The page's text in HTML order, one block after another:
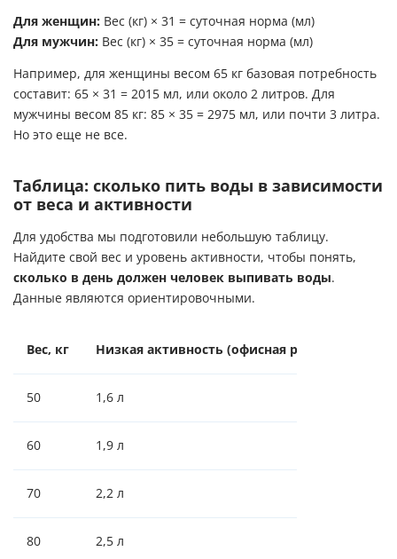
Для женщин: Вес (кг) × 31 = суточная норма (мл)
Для мужчин: Вес (кг) × 35 = суточная норма (мл)
Например, для женщины весом 65 кг базовая потребность
составит: 65 × 31 = 2015 мл, или около 2 литров. Для
мужчины весом 85 кг: 85 × 35 = 2975 мл, или почти 3 литра.
Но это еще не все.
Таблица: сколько пить воды в зависимости
от веса и активности
Для удобства мы подготовили небольшую таблицу.
Найдите свой вес и уровень активности, чтобы понять,
сколько в день должен человек выпивать воды.
Данные являются ориентировочными.
Вес, кг Низкая активность (офисная работа)
50 1,6 л
60 1,9 л
70 2,2 л
80 2,5 л